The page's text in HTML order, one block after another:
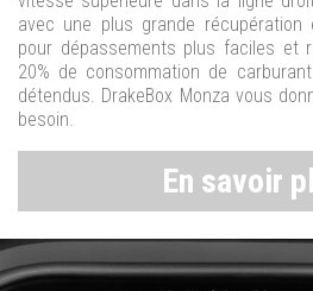
avec une plus grande
pour dépassements plus faciles et
20% de consommation de
détendus. DrakeBox Monza vous
besoin.
En savoir